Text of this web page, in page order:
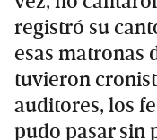
registró su
esas matronas
tuvieron
auditores, los
pudo pasar sin